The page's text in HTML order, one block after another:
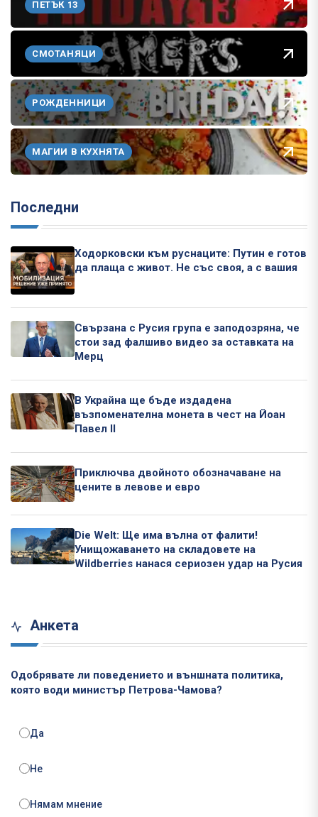
ПЕТЪК 13
СМОТАНЯЦИ
РОЖДЕННИЦИ
МАГИИ В КУХНЯТА
Последни
Ходорковски към руснаците: Путин е готов
да плаща с живот. Не със своя, а с вашия
Свързана с Русия група е заподозряна, че
стои зад фалшиво видео за оставката на
Мерц
В Украйна ще бъде издадена
възпоменателна монета в чест на Йоан
Павел II
Приключва двойното обозначаване на
цените в левове и евро
Die Welt: Ще има вълна от фалити!
Унищожаването на складовете на
Wildberries нанася сериозен удар на Русия
Анкета
Одобрявате ли поведението и външната политика,
която води министър Петрова-Чамова?
Да
Не
Нямам мнение